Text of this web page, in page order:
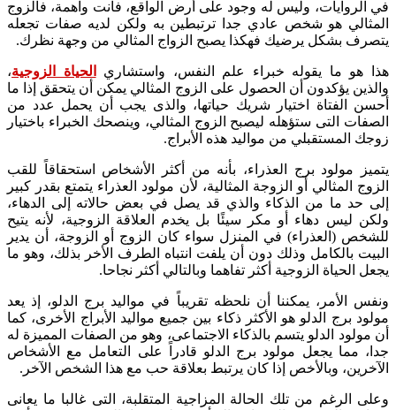
في الروايات، وليس له وجود على أرض الواقع، فأنت واهمة، فالزوج
المثالي هو شخص عادي جدا ترتبطين به ولكن لديه صفات تجعله
يتصرف بشكل يرضيك فهكذا يصبح الزواج المثالي من وجهة نظرك.
هذا هو ما يقوله خبراء علم النفس، واستشاري الحياة الزوجية،
والذين يؤكدون أن الحصول على الزوج المثالي يمكن أن يتحقق إذا ما
أحسن الفتاة اختيار شريك حياتها، والذى يجب أن يحمل عدد من
الصفات التى ستؤهله ليصبح الزوج المثالي، وينصحك الخبراء باختيار
زوجك المستقبلي من مواليد هذه الأبراج.
يتميز مولود برج العذراء، بأنه من أكثر الأشخاص استحقاقاً للقب
الزوج المثالي أو الزوجة المثالية، لأن مولود العذراء يتمتع بقدر كبير
إلى حد ما من الذكاء والذي قد يصل في بعض حالاته إلى الدهاء،
ولكن ليس دهاء أو مكر سيئًا بل يخدم العلاقة الزوجية، لأنه يتيح
للشخص (العذراء) في المنزل سواء كان الزوج أو الزوجة، أن يدير
البيت بالكامل وذلك دون أن يلفت انتباه الطرف الأخر بذلك، وهو ما
يجعل الحياة الزوجية أكثر تفاهما وبالتالي أكثر نجاحا.
ونفس الأمر، يمكننا أن نلحظه تقريباً في مواليد برج الدلو، إذ يعد
مولود برج الدلو هو الأكثر ذكاء بين جميع مواليد الأبراج الأخرى، كما
أن مولود الدلو يتسم بالذكاء الاجتماعى، وهو من الصفات المميزة له
جدا، مما يجعل مولود برج الدلو قادراً على التعامل مع الأشخاص
الآخرين، وبالأخص إذا كان يرتبط بعلاقة حب مع هذا الشخص الآخر.
وعلى الرغم من تلك الحالة المزاجية المتقلبة، التى غالبا ما يعانى